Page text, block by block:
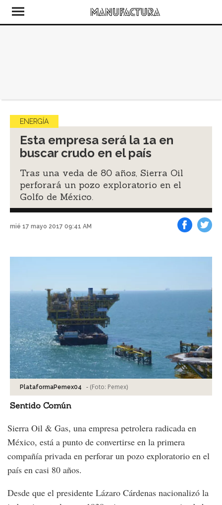
ENERGÍA
Esta empresa será la 1a en
buscar crudo en el país
Tras una veda de 80 años, Sierra Oil
perforará un pozo exploratorio en el
Golfo de México.
mié 17 mayo 2017 09:41 AM
PlataformaPemex04 - (Foto: Pemex)
Sentido Común
Sierra Oil & Gas, una empresa petrolera radicada en
México, está a punto de convertirse en la primera
compañía privada en perforar un pozo exploratorio en el
país en casi 80 años.
Desde que el presidente Lázaro Cárdenas nacionalizó la